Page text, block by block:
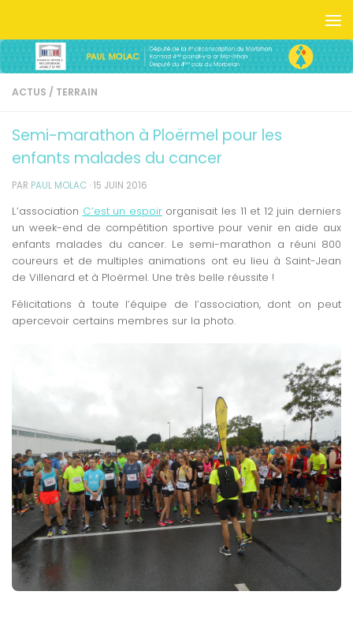
ACTUS / TERRAIN
Semi-marathon à Ploërmel pour les
enfants malades du cancer
PAR PAUL MOLAC · 15 JUIN 2016
L’association C’est un espoirorganisait les 11 et 12 juin derniers
un week-end de compétition sportive pour venir en aide aux
enfants malades du cancer. Le semi-marathon a réuni 800
coureurs et de multiples animations ont eu lieu à Saint-Jean
de Villenard et à Ploërmel. Une très belle réussite !
Félicitations à toute l’équipe de l’association, dont on peut
apercevoir certains membres sur la photo.